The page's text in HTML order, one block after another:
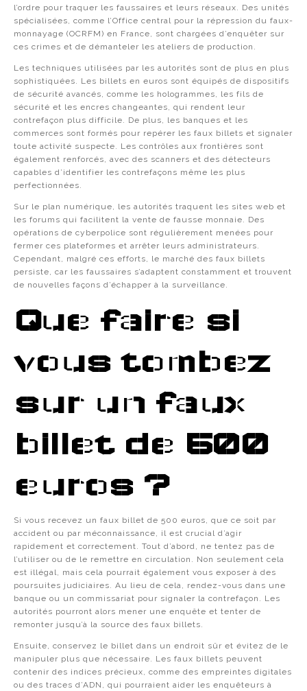
l’ordre pour traquer les faussaires et leurs réseaux. Des unités
spécialisées, comme l’Office central pour la répression du faux-
monnayage (OCRFM) en France, sont chargées d’enquêter sur
ces crimes et de démanteler les ateliers de production.
Les techniques utilisées par les autorités sont de plus en plus
sophistiquées. Les billets en euros sont équipés de dispositifs
de sécurité avancés, comme les hologrammes, les fils de
sécurité et les encres changeantes, qui rendent leur
contrefaçon plus difficile. De plus, les banques et les
commerces sont formés pour repérer les faux billets et signaler
toute activité suspecte. Les contrôles aux frontières sont
également renforcés, avec des scanners et des détecteurs
capables d’identifier les contrefaçons même les plus
perfectionnées.
Sur le plan numérique, les autorités traquent les sites web et
les forums qui facilitent la vente de fausse monnaie. Des
opérations de cyberpolice sont régulièrement menées pour
fermer ces plateformes et arrêter leurs administrateurs.
Cependant, malgré ces efforts, le marché des faux billets
persiste, car les faussaires s’adaptent constamment et trouvent
de nouvelles façons d’échapper à la surveillance.
Que faire si
vous tombez
sur un faux
billet de 500
euros ?
Si vous recevez un faux billet de 500 euros, que ce soit par
accident ou par méconnaissance, il est crucial d’agir
rapidement et correctement. Tout d’abord, ne tentez pas de
l’utiliser ou de le remettre en circulation. Non seulement cela
est illégal, mais cela pourrait également vous exposer à des
poursuites judiciaires. Au lieu de cela, rendez-vous dans une
banque ou un commissariat pour signaler la contrefaçon. Les
autorités pourront alors mener une enquête et tenter de
remonter jusqu’à la source des faux billets.
Ensuite, conservez le billet dans un endroit sûr et évitez de le
manipuler plus que nécessaire. Les faux billets peuvent
contenir des indices précieux, comme des empreintes digitales
ou des traces d’ADN, qui pourraient aider les enquêteurs à